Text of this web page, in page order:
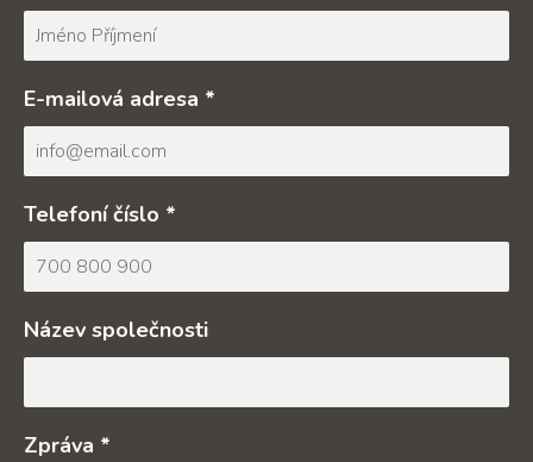
E-mailová adresa *
Telefoní číslo *
Název společnosti
Zpráva *